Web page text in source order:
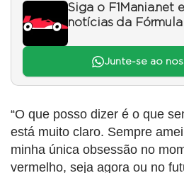
Siga o F1Mania.net
notícias da
Junte-se ao
“O que posso dizer é o que
está muito claro. Sempre
minha única obsessão no
vermelho, seja agora ou no